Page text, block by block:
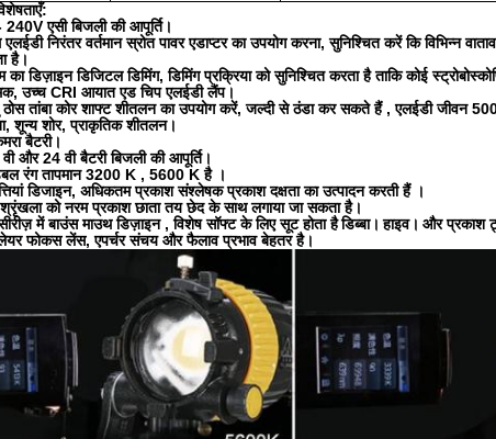
240V एसी बिजली की आपूर्ति।
निरंतर वर्तमान स्रोत पावर एडाप्टर का उपयोग करना, सुनिश्चित करें कि विभिन्न
है।
का डिज़ाइन डिजिटल डिमिंग, डिमिंग प्रक्रिया को सुनिश्चित करता है ताकि कोई
उच्च CRI आयात एड चिप एलईडी लैंप।
ठोस तांबा कोर शाफ्ट शीतलन का उपयोग करें, जल्दी से ठंडा कर सकते हैं , एलईडी जीवन
शून्य शोर, प्राकृतिक शीतलन।
बैटरी।
और 24 वी बैटरी बिजली की आपूर्ति।
रंग तापमान 3200 K , 5600 K है ।
डिजाइन, अधिकतम प्रकाश संश्लेषक प्रकाश दक्षता का उत्पादन करती हैं ।
को नरम प्रकाश छाता तय छेद के साथ लगाया जा सकता है।
में बाउंस माउथ डिज़ाइन , विशेष सॉफ्ट के लिए सूट होता हैडिब्बा। हाइव। और प्रकाश
फोकस लेंस, एपर्चर संचय और फैलाव प्रभाव बेहतर है।